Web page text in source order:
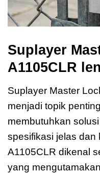
Suplayer
A1105CLR
Suplayer Master
menjadi topik
membutuhkan
spesifikasi jelas dan
A1105CLR dikenal
yang